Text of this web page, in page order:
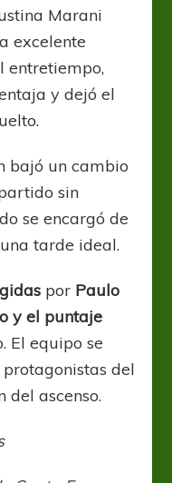
Marani
excelente
entretiempo,
y dejó el
bajó un cambio
sin
se encargó de
tarde ideal.
por Paulo
y el puntaje
El equipo se
del
del ascenso.